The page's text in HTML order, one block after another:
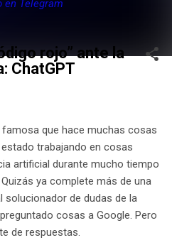
rojo” ante la
ChatGPT
que hace muchas cosas
trabajando en cosas
artificial durante mucho tiempo
ya complete más de una
solucionador de dudas de la
cosas a Google. Pero
de respuestas.